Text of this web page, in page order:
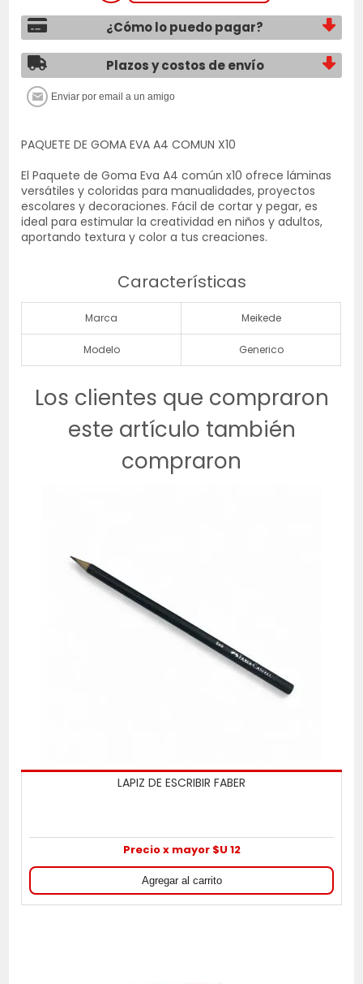
¿Cómo lo puedo pagar?
Plazos y costos de envío
PAQUETE DE GOMA EVA A4 COMUN X10
El Paquete de Goma Eva A4 común x10 ofrece láminas
versátiles y coloridas para manualidades, proyectos
escolares y decoraciones. Fácil de cortar y pegar, es
ideal para estimular la creatividad en niños y adultos,
aportando textura y color a tus creaciones.
Características
Marca Meikede
Modelo Generico
Los clientes que compraron
este artículo también
compraron
LAPIZ DE ESCRIBIR FABER
Precio x mayor $U 12